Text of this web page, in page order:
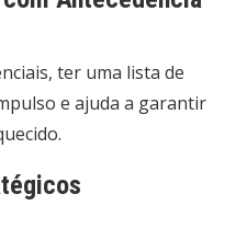
ter uma lista de
e ajuda a garantir